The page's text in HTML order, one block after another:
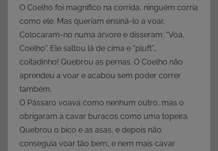
O Coelho foi magnífico na corrida, ninguém corria
como ele. Mas queriam ensiná-lo a voar.
Colocaram-no numa árvore e disseram: “Voa,
Coelho”. Ele saltou lá de cima e “pluft”…
coitadinho! Quebrou as pernas. O Coelho não
aprendeu a voar e acabou sem poder correr
também.
O Pássaro voava como nenhum outro, mas o
obrigaram a cavar buracos como uma topeira.
Quebrou o bico e as asas, e depois não
conseguia voar tão bem, e nem mais cavar